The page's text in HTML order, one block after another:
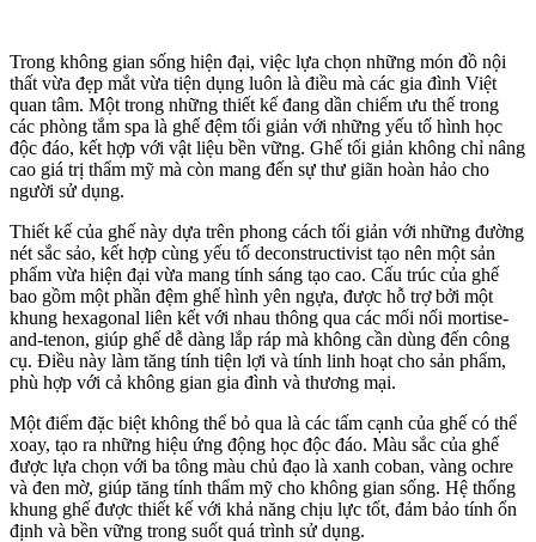
Trong không gian sống hiện đại, việc lựa chọn những món đồ nội
thất vừa đẹp mắt vừa tiện dụng luôn là điều mà các gia đình Việt
quan tâm. Một trong những thiết kế đang dần chiếm ưu thế trong
các phòng tắm spa là ghế đệm tối giản với những yếu tố hình học
độc đáo, kết hợp với vật liệu bền vững. Ghế tối giản không chỉ nâng
cao giá trị thẩm mỹ mà còn mang đến sự thư giãn hoàn hảo cho
người sử dụng.
Thiết kế của ghế này dựa trên phong cách tối giản với những đường
nét sắc sảo, kết hợp cùng yếu tố deconstructivist tạo nên một sản
phẩm vừa hiện đại vừa mang tính sáng tạo cao. Cấu trúc của ghế
bao gồm một phần đệm ghế hình yên ngựa, được hỗ trợ bởi một
khung hexagonal liên kết với nhau thông qua các mối nối mortise-
and-tenon, giúp ghế dễ dàng lắp ráp mà không cần dùng đến công
cụ. Điều này làm tăng tính tiện lợi và tính linh hoạt cho sản phẩm,
phù hợp với cả không gian gia đình và thương mại.
Một điểm đặc biệt không thể bỏ qua là các tấm cạnh của ghế có thể
xoay, tạo ra những hiệu ứng động học độc đáo. Màu sắc của ghế
được lựa chọn với ba tông màu chủ đạo là xanh coban, vàng ochre
và đen mờ, giúp tăng tính thẩm mỹ cho không gian sống. Hệ thống
khung ghế được thiết kế với khả năng chịu lực tốt, đảm bảo tính ổn
định và bền vững trong suốt quá trình sử dụng.